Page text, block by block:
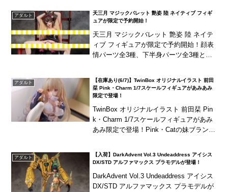
アダルト
天三月 マジックバレット 艶姿 陸 ネイティブ フィギ
ュアが限定で予約開始！
天三月 マジックバレット 艶姿 陸 ネイテ
ィブ フィギュアが限定で予約開始！顔表
情パーツ全3種、下半身パーツ全3種と差
アダルト
【在庫あり(6/7)】TwinBox オリジナルイラスト 前田
栞 Pink・Charm 1/7スケールフィギュアがあみあみ
限定で登場！
TwinBox オリジナルイラスト 前田栞 Pin
k・Charm 1/7スケールフィギュアがあみ
あみ限定で登場！Pink・Catの妹ブランド
アダルト
【入荷】DarkAdvent Vol.3 Undeaddress アイシス
DX/STD アルファマックス プラモデルが登場！
DarkAdvent Vol.3 Undeaddress アイシス
DX/STD アルファマックス プラモデルが